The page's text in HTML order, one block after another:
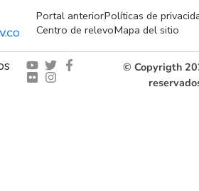
Portal anteriorPolíticas de
Centro de relevoMapa del sitio
© Copyrigth